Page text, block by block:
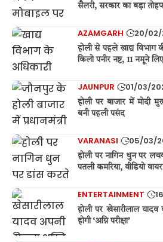
सैलरी, सरकार का बड़ा
AZAMGARH 20/02/
होली से पहले खाद्य विभाग
किलो पनीर नष्ट, 11 नमूने लिए
JAUNPUR 01/03/
होली पर बाजार में मोदी
बनी पहली पसंद
VARANASI 05/03/
होली पर नागिन धुन पर
पतली कमरिया, वीडियो
ENTERTAINMENT
होली पर खेसारीलाल यादव
होगी ‘अग्नि परीक्षा’